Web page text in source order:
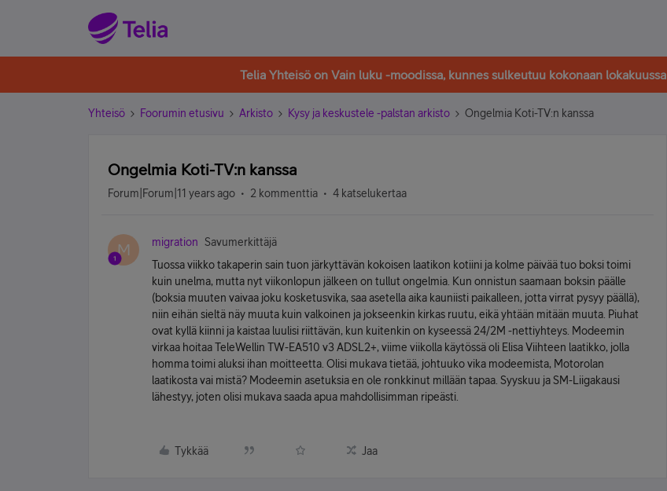
Telia Yhteisö on Vain luku -moodissa, kunnes sulkeutuu kokonaan lokakuussa
Yhteisö Foorumin etusivu Arkisto Kysy ja keskustele -palstan arkisto Ongelmia Koti-TV:n kanssa
Ongelmia Koti-TV:n kanssa
Forum|Forum|11 years ago 2 kommenttia 4 katselukertaa
M migration
Savumerkittäjä
Tuossa viikko takaperin sain tuon järkyttävän kokoisen laatikon kotiini ja kolme päivää tuo boksi toimi
kuin unelma, mutta nyt viikonlopun jälkeen on tullut ongelmia. Kun onnistun saamaan boksin päälle
(boksia muuten vaivaa joku kosketusvika, saa asetella aika kauniisti paikalleen, jotta virrat pysyy päällä),
niin eihän sieltä näy muuta kuin valkoinen ja jokseenkin kirkas ruutu, eikä yhtään mitään muuta. Piuhat
ovat kyllä kiinni ja kaistaa luulisi riittävän, kun kuitenkin on kyseessä 24/2M -nettiyhteys. Modeemin
virkaa hoitaa TeleWellin TW-EA510 v3 ADSL2+, viime viikolla käytössä oli Elisa Viihteen laatikko, jolla
homma toimi aluksi ihan moitteetta. Olisi mukava tietää, johtuuko vika modeemista, Motorolan
laatikosta vai mistä? Modeemin asetuksia en ole ronkkinut millään tapaa. Syyskuu ja SM-Liigakausi
lähestyy, joten olisi mukava saada apua mahdollisimman ripeästi.
Tykkää Jaa